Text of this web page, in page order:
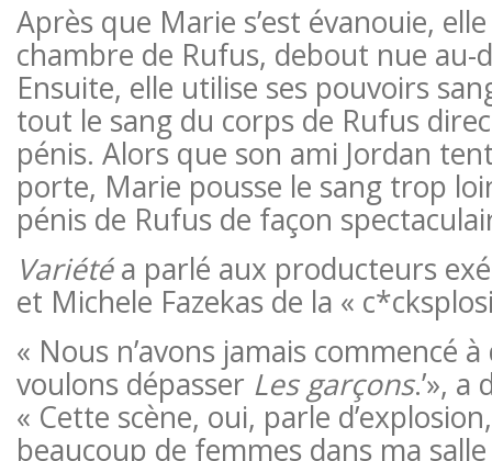
Après que Marie s’est évanouie,
chambre de Rufus, debout nue au-
Ensuite, elle utilise ses pouvoirs
tout le sang du corps de Rufus
pénis. Alors que son ami Jordan
porte, Marie pousse le sang trop
pénis de Rufus de façon
Variétéa parlé aux producteurs
et Michele Fazekas de la «
« Nous n’avons jamais commencé
voulons dépasser Les garçons.’», a
« Cette scène, oui, parle
beaucoup de femmes dans ma